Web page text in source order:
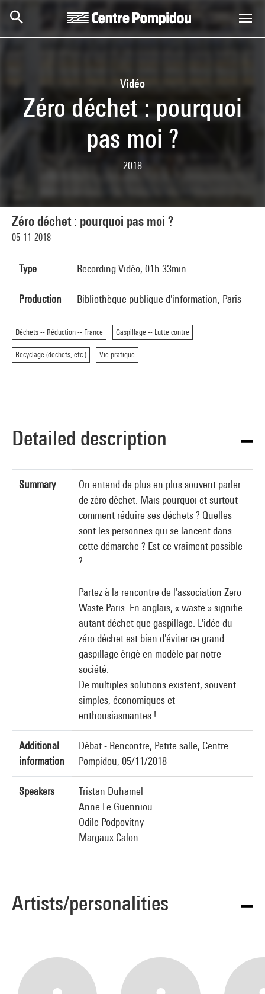
Vidéo
Zéro déchet : pourquoi
pas moi ?
2018
Zéro déchet : pourquoi pas moi ?
05-11-2018
Type Recording Vidéo, 01h 33min
Production Bibliothèque publique d'information, Paris
Déchets -- Réduction -- France Gaspillage -- Lutte contre
Recyclage (déchets, etc.) Vie pratique
Detailed description
Summary
On entend de plus en plus souvent parler
de zéro déchet. Mais pourquoi et surtout
comment réduire ses déchets ? Quelles
sont les personnes qui se lancent dans
cette démarche ? Est-ce vraiment possible
?
Partez à la rencontre de l'association Zero
Waste Paris. En anglais, « waste » signifie
autant déchet que gaspillage. L'idée du
zéro déchet est bien d'éviter ce grand
gaspillage érigé en modèle par notre
société.
De multiples solutions existent, souvent
simples, économiques et
enthousiasmantes !
Additional
information
Débat - Rencontre, Petite salle, Centre
Pompidou, 05/11/2018
Speakers
Tristan Duhamel
Anne Le Guenniou
Odile Podpovitny
Margaux Calon
Artists/personalities